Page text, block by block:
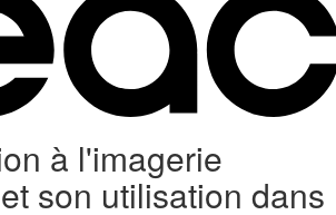
à l'imagerie
son utilisation dans